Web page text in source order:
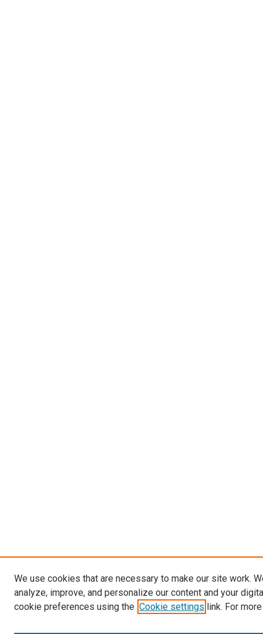
We use cookies that are necessary to make our site work.
analyze, improve, and personalize our content and your
cookie preferences using the Cookie settings link. For